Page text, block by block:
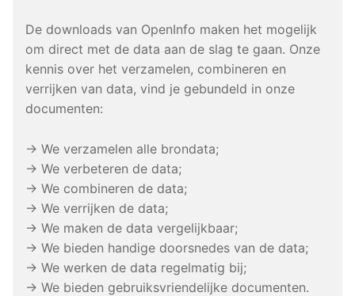
De downloads van OpenInfo maken het mogelijk
om direct met de data aan de slag te gaan. Onze
kennis over het verzamelen, combineren en
verrijken van data, vind je gebundeld in onze
documenten:
→ We verzamelen alle brondata;
→ We verbeteren de data;
→ We combineren de data;
→ We verrijken de data;
→ We maken de data vergelijkbaar;
→ We bieden handige doorsnedes van de data;
→ We werken de data regelmatig bij;
→ We bieden gebruiksvriendelijke documenten.